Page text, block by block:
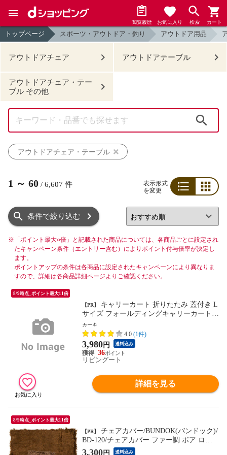
閲覧履歴 お気に入り 検索 カート
トップページ スポーツ・アウトドア・釣り アウトドア用品
アウトドアチェア アウトドアテーブル
アウトドアチェア・テー
ブル その他
アウトドアチェア・テーブル
1 ～ 60 / 6,607 件
表示形式
を変更
条件で絞り込む
※ 「ポイント最大○倍」と記載された商品については、各商品ごとに設定され
たキャンペーン条件（エントリー含む）によりポイント付与倍率が決定し
ます。
ポイントアップの条件は各商品に設定されたキャンペーンにより異なりま
すので、詳細は各商品詳細ページよりご確認ください。
8/9時点_ポイント最大11倍
【PR】
サイズ フォールディングキャリーカート
（ ふた付き アウトドア ワゴン キャリー
フォールディング キャリーワゴン 台車 コ
ンテナ カート コンパクト 行楽 荷物運び 2
輪 キャスター ） 【カーキ】
カーキ
4.0 (1件)
3,980円 送料込み
36
リビングート
詳細を見る
8/9時点_ポイント最大11倍
【PR】
BD-120/チェアカバー ファー調 ボア ロー
チェア用 シートカバー 椅子カバー あった
3,300円 送料込み